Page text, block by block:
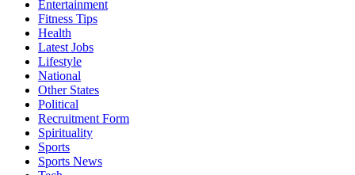
Entertainment
Fitness Tips
Health
Latest Jobs
Lifestyle
National
Other States
Political
Recruitment Form
Spirituality
Sports
Sports News